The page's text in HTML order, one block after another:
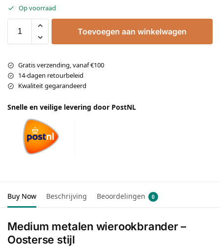
Op voorraad
Toevoegen aan winkelwagen
Gratis verzending, vanaf €100
14-dagen retourbeleid
Kwaliteit gegarandeerd
Snelle en veilige levering door PostNL
Buy Now Beschrijving Beoordelingen 0
Medium metalen wierookbrander –
Oosterse stijl